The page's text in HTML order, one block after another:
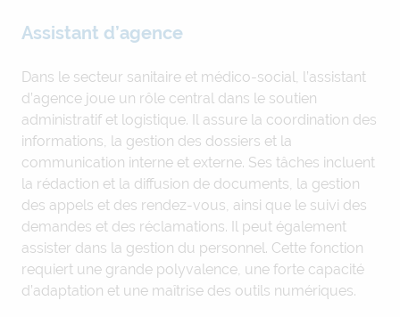
Assistant d’agence
Dans le secteur sanitaire et médico-social, l’assistant
d’agence joue un rôle central dans le soutien
administratif et logistique. Il assure la coordination des
informations, la gestion des dossiers et la
communication interne et externe. Ses tâches incluent
la rédaction et la diffusion de documents, la gestion
des appels et des rendez-vous, ainsi que le suivi des
demandes et des réclamations. Il peut également
assister dans la gestion du personnel. Cette fonction
requiert une grande polyvalence, une forte capacité
d’adaptation et une maîtrise des outils numériques.